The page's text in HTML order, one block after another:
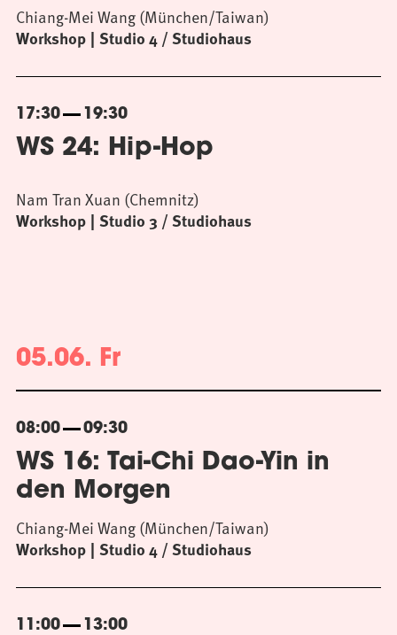
Workshop Studio 4 / Studiohaus
Chiang-Mei Wang (München/Taiwan)
17:30 19:30
WS 24: Hip-Hop
Workshop Studio 3 / Studiohaus
Nam Tran Xuan (Chemnitz)
05.06. Fr
08:00 09:30
WS 16: Tai-Chi Dao-Yin in
den Morgen
Workshop Studio 4 / Studiohaus
Chiang-Mei Wang (München/Taiwan)
11:00 13:00